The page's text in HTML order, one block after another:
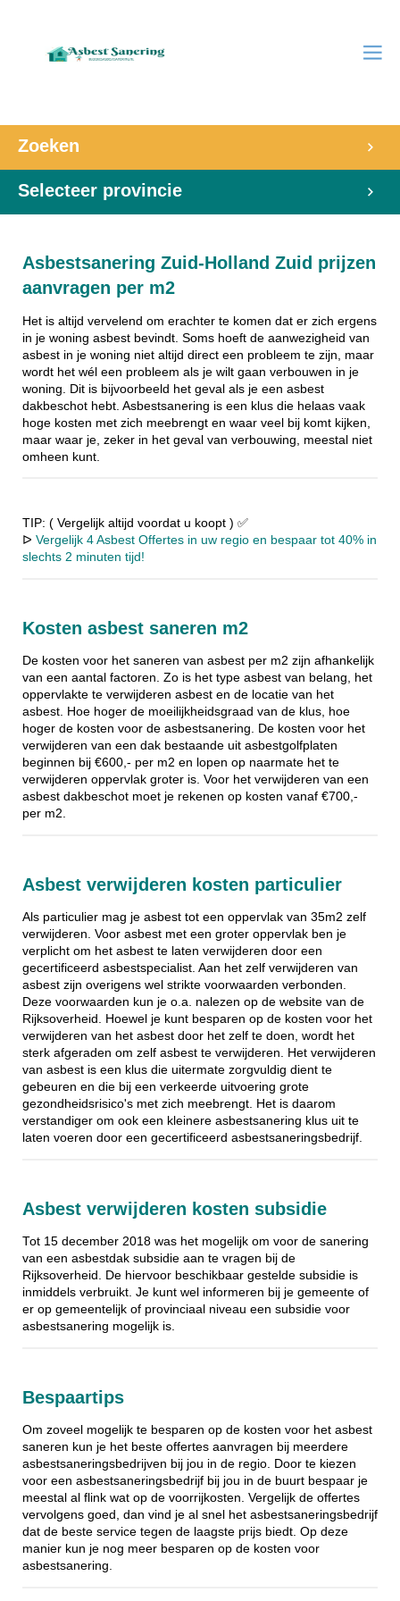
Zoeken
Selecteer provincie
Asbestsanering Zuid-Holland Zuid prijzen
aanvragen per m2
Het is altijd vervelend om erachter te komen dat er zich ergens
in je woning asbest bevindt. Soms hoeft de aanwezigheid van
asbest in je woning niet altijd direct een probleem te zijn, maar
wordt het wél een probleem als je wilt gaan verbouwen in je
woning. Dit is bijvoorbeeld het geval als je een asbest
dakbeschot hebt. Asbestsanering is een klus die helaas vaak
hoge kosten met zich meebrengt en waar veel bij komt kijken,
maar waar je, zeker in het geval van verbouwing, meestal niet
omheen kunt.
TIP: ( Vergelijk altijd voordat u koopt ) ✅
ᐅ Vergelijk 4 Asbest Offertes in uw regio en bespaar tot 40% in
slechts 2 minuten tijd!
Kosten asbest saneren m2
De kosten voor het saneren van asbest per m2 zijn afhankelijk
van een aantal factoren. Zo is het type asbest van belang, het
oppervlakte te verwijderen asbest en de locatie van het
asbest. Hoe hoger de moeilijkheidsgraad van de klus, hoe
hoger de kosten voor de asbestsanering. De kosten voor het
verwijderen van een dak bestaande uit asbestgolfplaten
beginnen bij €600,- per m2 en lopen op naarmate het te
verwijderen oppervlak groter is. Voor het verwijderen van een
asbest dakbeschot moet je rekenen op kosten vanaf €700,-
per m2.
Asbest verwijderen kosten particulier
Als particulier mag je asbest tot een oppervlak van 35m2 zelf
verwijderen. Voor asbest met een groter oppervlak ben je
verplicht om het asbest te laten verwijderen door een
gecertificeerd asbestspecialist. Aan het zelf verwijderen van
asbest zijn overigens wel strikte voorwaarden verbonden.
Deze voorwaarden kun je o.a. nalezen op de website van de
Rijksoverheid. Hoewel je kunt besparen op de kosten voor het
verwijderen van het asbest door het zelf te doen, wordt het
sterk afgeraden om zelf asbest te verwijderen. Het verwijderen
van asbest is een klus die uitermate zorgvuldig dient te
gebeuren en die bij een verkeerde uitvoering grote
gezondheidsrisico's met zich meebrengt. Het is daarom
verstandiger om ook een kleinere asbestsanering klus uit te
laten voeren door een gecertificeerd asbestsaneringsbedrijf.
Asbest verwijderen kosten subsidie
Tot 15 december 2018 was het mogelijk om voor de sanering
van een asbestdak subsidie aan te vragen bij de
Rijksoverheid. De hiervoor beschikbaar gestelde subsidie is
inmiddels verbruikt. Je kunt wel informeren bij je gemeente of
er op gemeentelijk of provinciaal niveau een subsidie voor
asbestsanering mogelijk is.
Bespaartips
Om zoveel mogelijk te besparen op de kosten voor het asbest
saneren kun je het beste offertes aanvragen bij meerdere
asbestsaneringsbedrijven bij jou in de regio. Door te kiezen
voor een asbestsaneringsbedrijf bij jou in de buurt bespaar je
meestal al flink wat op de voorrijkosten. Vergelijk de offertes
vervolgens goed, dan vind je al snel het asbestsaneringsbedrijf
dat de beste service tegen de laagste prijs biedt. Op deze
manier kun je nog meer besparen op de kosten voor
asbestsanering.